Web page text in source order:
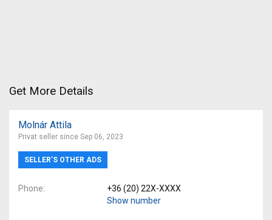
Get More Details
Molnár Attila
Privat seller since Sep 06, 2023
SELLER’S OTHER ADS
Phone
+36 (20) 22X-XXXX
Show number